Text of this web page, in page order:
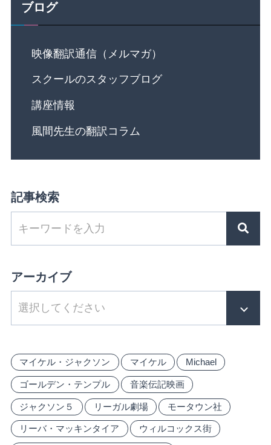
ブログ
映像翻訳通信（メルマガ）
スクールのスタッフブログ
講座情報
風間先生の翻訳コラム
記事検索
アーカイブ
マイケル・ジャクソン マイケル Michael
ゴールデン・テンプル 音楽伝記映画
ジャクソン５ リーガル劇場 モータウン社
リーバ・マッキンタイア ウィルコックス街